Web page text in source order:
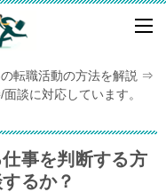
転職活動の方法を解説 ⇒
談に対応しています。
事を判断する方
るか？